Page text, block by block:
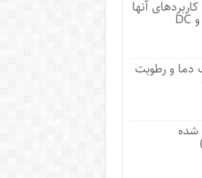
کاربردهای آنها
دما و رطوبت
شده